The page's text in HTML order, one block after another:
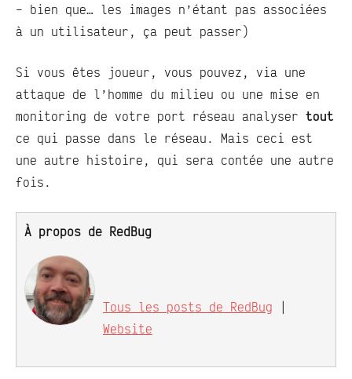
– bien que… les images n’étant pas associées
à un utilisateur, ça peut passer)
Si vous êtes joueur, vous pouvez, via une
attaque de l’homme du milieu ou une mise en
monitoring de votre port réseau analyser tout
ce qui passe dans le réseau. Mais ceci est
une autre histoire, qui sera contée une autre
fois.
À propos de RedBug
Tous les posts de RedBug |
Website